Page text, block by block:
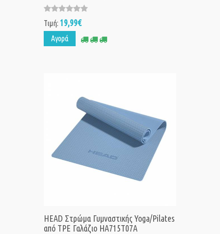
Τιμή: 19,99€
Αγορά
HEAD Στρώμα Γυμναστικής Yoga/Pilates
από TPE Γαλάζιο HA715T07A